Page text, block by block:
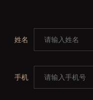
姓名
手机